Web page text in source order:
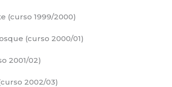
(curso 1999/2000)
(curso 2000/01)
2001/02)
2002/03)